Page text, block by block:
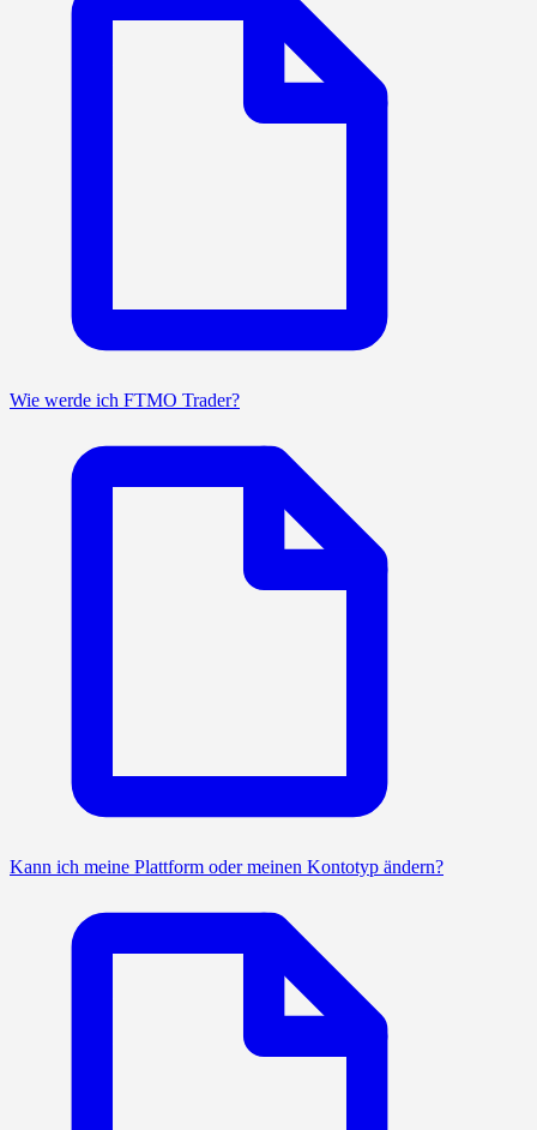
Wie werde ich FTMO Trader?
Kann ich meine Plattform oder meinen Kontotyp ändern?